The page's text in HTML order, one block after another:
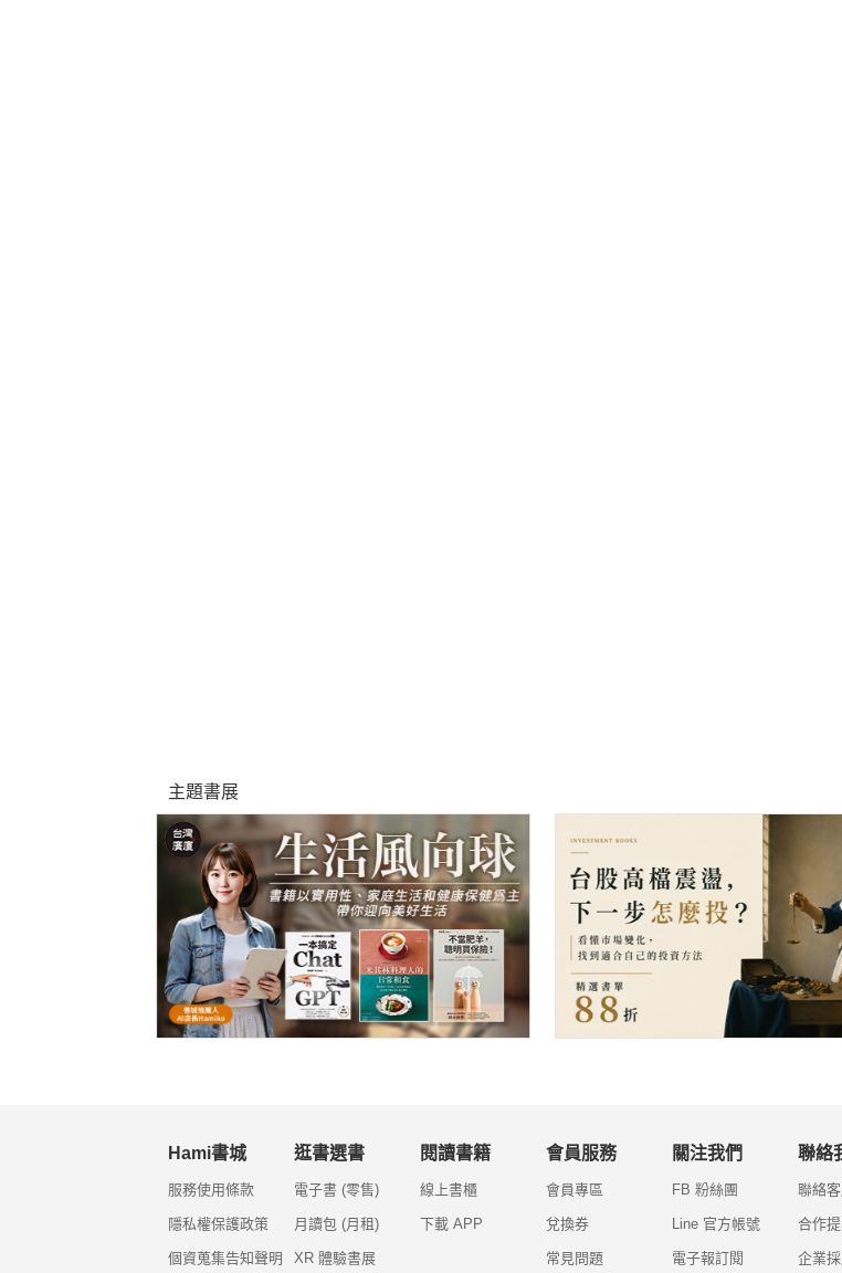
主題書展
Hami書城
服務使用條款
隱私權保護政策
個資蒐集告知聲明
逛書選書
電子書 (零售)
月讀包 (月租)
XR 體驗書展
閱讀書籍
線上書櫃
下載 APP
會員服務
會員專區
兌換券
常見問題
關注我們
FB 粉絲團
Line 官方帳號
電子報訂閱
聯絡
聯絡
合作
企業